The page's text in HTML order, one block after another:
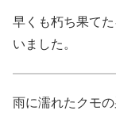
早くも朽ち果て
いました。
雨に濡れたクモの